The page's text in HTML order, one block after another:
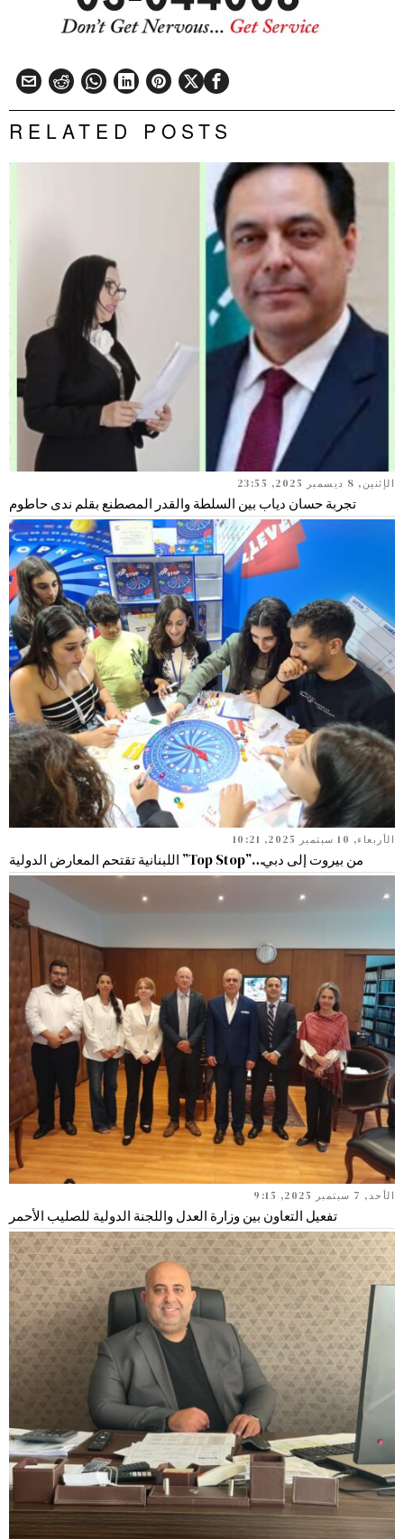
RELATED POSTS
الإثنين, 8 ديسمبر 2025, 23:55
تجربة حسان دياب بين السلطة والقدر المصطنع بقلم ندى حاطوم
الأربعاء, 10 سبتمبر 2025, 10:21
من بيروت إلى دبي…”Top Stop” اللبنانية تقتحم المعارض الدولية
الأحد, 7 سبتمبر 2025, 9:15
تفعيل التعاون بين وزارة العدل واللجنة الدولية للصليب الأحمر